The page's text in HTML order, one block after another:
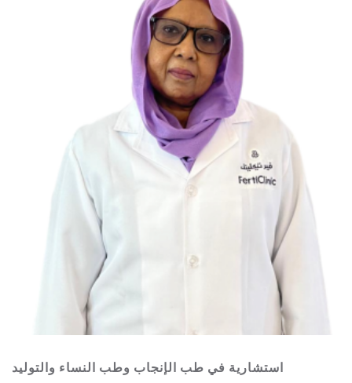
استشارية في طب الإنجاب وطب النساء والتوليد